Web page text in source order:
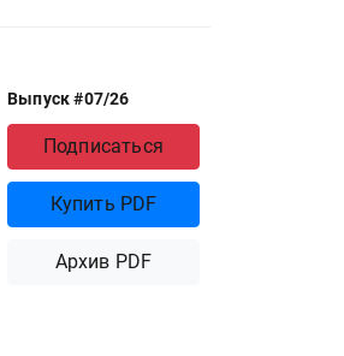
Выпуск #07/26
Подписаться
Купить PDF
Архив PDF